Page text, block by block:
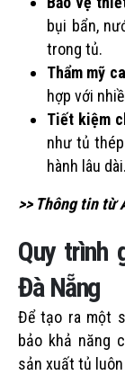
bụi bẩn,
trong tủ.
Thẩm mỹ
hợp với
Tiết kiệm
như tủ
hành lâu dài.
>> Thông tin từ
Quy trình
Đà Nẵng
Để tạo ra một
bảo khả năng
sản xuất tủ